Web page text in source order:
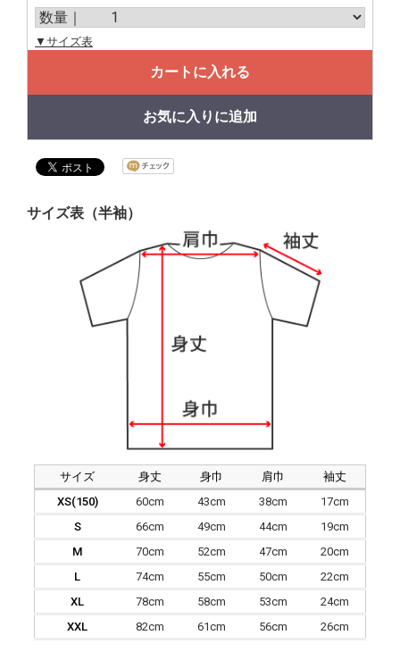
▼サイズ表
カートに入れる
お気に入りに追加
サイズ表（半袖）
サイズ 身丈 身巾 肩巾
袖丈
XS(150)
60cm 43cm 38cm
17cm
S
66cm 49cm 44cm
19cm
M
70cm 52cm 47cm
20cm
L
74cm 55cm 50cm
22cm
XL
78cm 58cm 53cm
24cm
XXL
82cm 61cm 56cm 26cm